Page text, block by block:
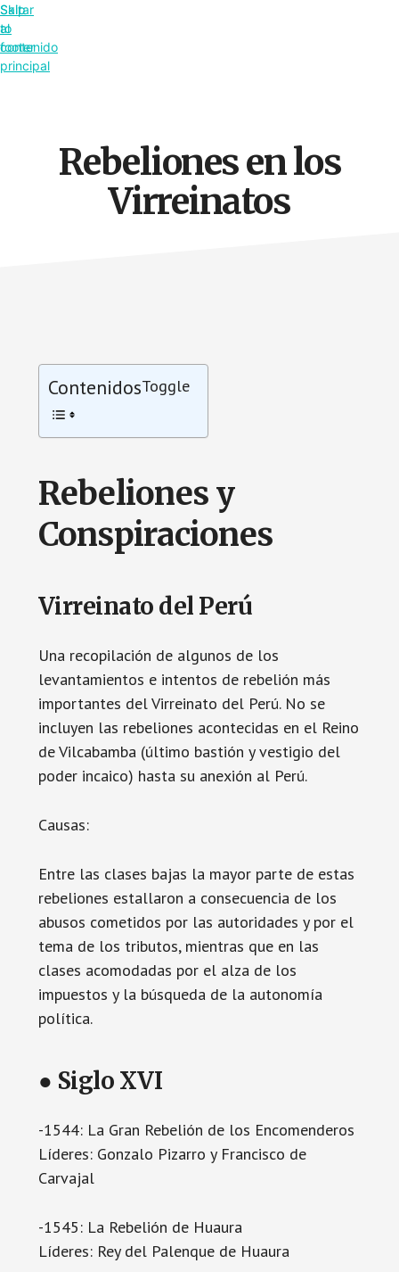
Saltar
al
contenido
principal
Skip
to
footer
Rebeliones en los
Virreinatos
ContenidosToggle
Rebeliones y
Conspiraciones
Virreinato del Perú
Una recopilación de algunos de los
levantamientos e intentos de rebelión más
importantes del Virreinato del Perú. No se
incluyen las rebeliones acontecidas en el Reino
de Vilcabamba (último bastión y vestigio del
poder incaico) hasta su anexión al Perú.
Causas:
Entre las clases bajas la mayor parte de estas
rebeliones estallaron a consecuencia de los
abusos cometidos por las autoridades y por el
tema de los tributos, mientras que en las
clases acomodadas por el alza de los
impuestos y la búsqueda de la autonomía
política.
● Siglo XVI
-1544: La Gran Rebelión de los Encomenderos
Líderes: Gonzalo Pizarro y Francisco de
Carvajal
-1545: La Rebelión de Huaura
Líderes: Rey del Palenque de Huaura